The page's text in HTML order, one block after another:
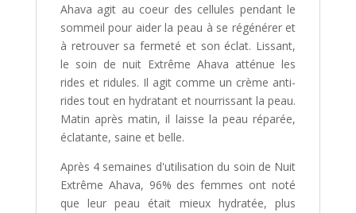
Ahava agit au coeur des cellules pendant le
sommeil pour aider la peau à se régénérer et
à retrouver sa fermeté et son éclat. Lissant,
le soin de nuit Extrême Ahava atténue les
rides et ridules. Il agit comme un crème anti-
rides tout en hydratant et nourrissant la peau.
Matin après matin, il laisse la peau réparée,
éclatante, saine et belle.
Après 4 semaines d'utilisation du soin de Nuit
Extrême Ahava, 96% des femmes ont noté
que leur peau était mieux hydratée, plus